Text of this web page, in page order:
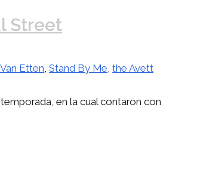
Street
Etten ,Stand By Me ,the Avett
en la cual contaron con